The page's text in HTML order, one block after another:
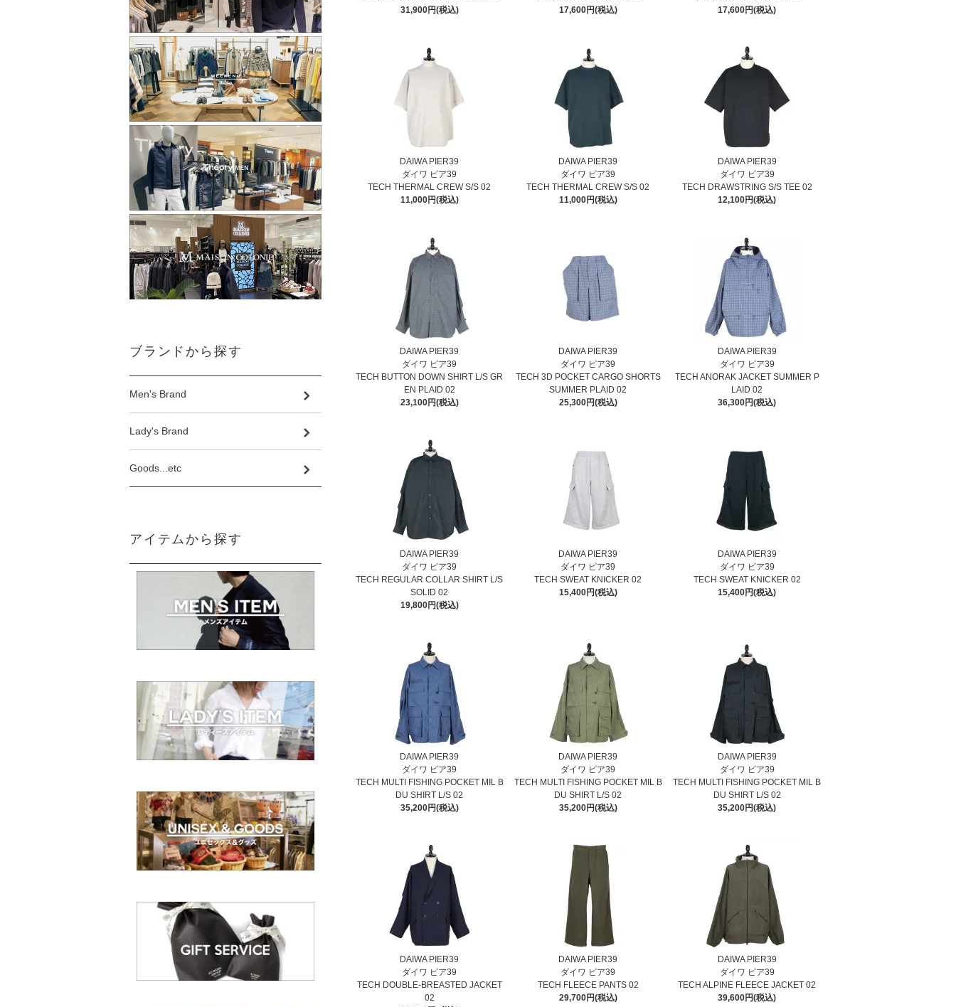
31,900円(税込)
17,600円(税込)
17,600円(税込)
DAIWA PIER39
ダイワ ピア39
TECH THERMAL CREW S/S 02
11,000円(税込)
DAIWA PIER39
ダイワ ピア39
TECH THERMAL CREW S/S 02
11,000円(税込)
DAIWA PIER39
ダイワ ピア39
TECH DRAWSTRING S/S TEE 02
12,100円(税込)
DAIWA PIER39
ダイワ ピア39
TECH BUTTON DOWN SHIRT L/S GR
EN PLAID 02
23,100円(税込)
DAIWA PIER39
ダイワ ピア39
TECH 3D POCKET CARGO SHORTS
SUMMER PLAID 02
25,300円(税込)
DAIWA PIER39
ダイワ ピア39
TECH ANORAK JACKET SUMMER P
LAID 02
36,300円(税込)
DAIWA PIER39
ダイワ ピア39
TECH REGULAR COLLAR SHIRT L/S
SOLID 02
19,800円(税込)
DAIWA PIER39
ダイワ ピア39
TECH SWEAT KNICKER 02
15,400円(税込)
DAIWA PIER39
ダイワ ピア39
TECH SWEAT KNICKER 02
15,400円(税込)
DAIWA PIER39
ダイワ ピア39
TECH MULTI FISHING POCKET MIL B
DU SHIRT L/S 02
35,200円(税込)
DAIWA PIER39
ダイワ ピア39
TECH MULTI FISHING POCKET MIL B
DU SHIRT L/S 02
35,200円(税込)
DAIWA PIER39
ダイワ ピア39
TECH MULTI FISHING POCKET MIL B
DU SHIRT L/S 02
35,200円(税込)
DAIWA PIER39
ダイワ ピア39
TECH DOUBLE-BREASTED JACKET
02
DAIWA PIER39
ダイワ ピア39
TECH FLEECE PANTS 02
29,700円(税込)
DAIWA PIER39
ダイワ ピア39
TECH ALPINE FLEECE JACKET 02
39,600円(税込)
ブランドから探す
Men's Brand
Lady's Brand
Goods...etc
アイテムから探す